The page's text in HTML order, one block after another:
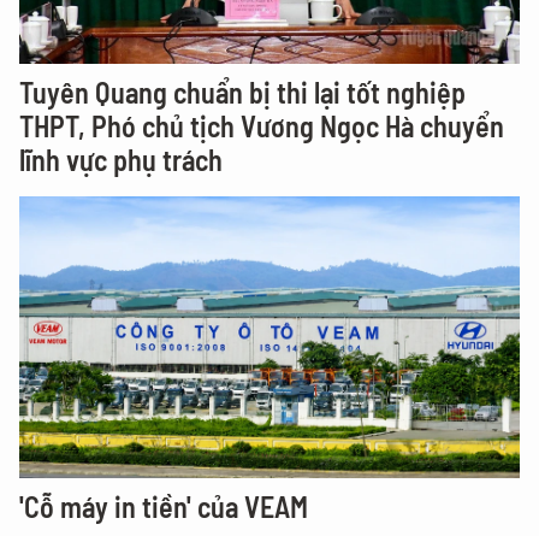
Tuyên Quang chuẩn bị thi lại tốt nghiệp
THPT, Phó chủ tịch Vương Ngọc Hà chuyển
lĩnh vực phụ trách
'Cỗ máy in tiền' của VEAM